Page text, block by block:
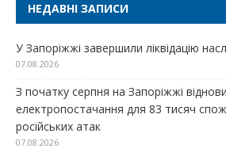
НЕДАВНІ ЗАПИСИ
У Запоріжжі завершили ліквідацію
07.08.2026
З початку серпня на Запоріжжі
електропостачання для 83 тисяч
російських атак
07.08.2026